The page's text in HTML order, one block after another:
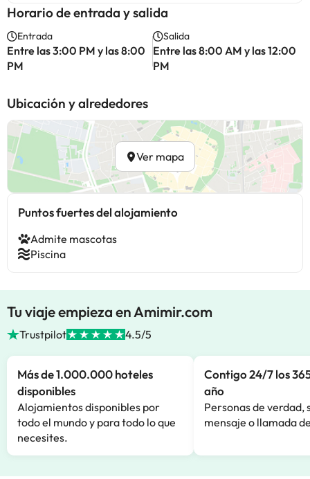
Horario de entrada y salida
Entrada
Entre las 3:00 PM y las 8:00
PM
Salida
Entre las 8:00 AM y las 12:00
PM
Ubicación y alrededores
Ver mapa
Puntos fuertes del alojamiento
Admite mascotas
Piscina
Tu viaje empieza en Amimir.com
Trustpilot 4.5/5
Más de 1.000.000 hoteles
disponibles
Alojamientos disponibles por
todo el mundo y para todo lo que
necesites.
Contigo 24/7 los
año
Personas de verdad,
mensaje o llamada